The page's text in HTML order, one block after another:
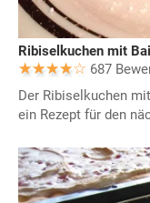
Ribiselkuchen mit
687
Der Ribiselkuchen
ein Rezept für den